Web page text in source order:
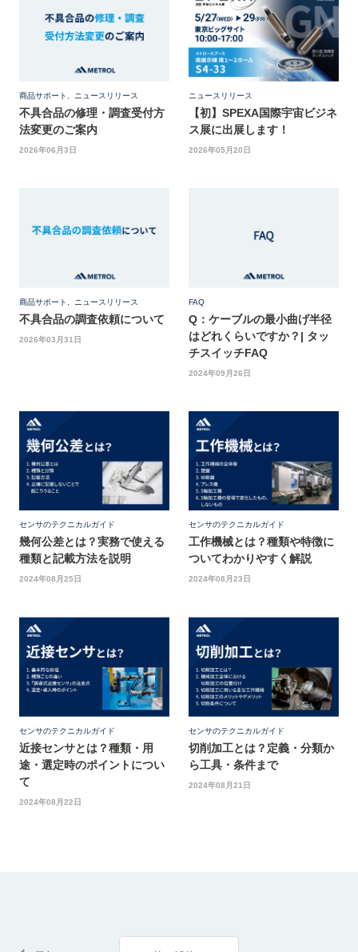
商品サポート ニュースリリース
不具合品の修理・調査受付方
法変更のご案内
2026年06月3日
ニュースリリース
【初】SPEXA国際宇宙ビジネ
ス展に出展します！
2026年05月20日
商品サポート ニュースリリース
不具合品の調査依頼について
2026年03月31日
FAQ
Q：ケーブルの最小曲げ半径
はどれくらいですか？| タッ
チスイッチFAQ
2024年09月26日
センサのテクニカルガイド
幾何公差とは？実務で使える
種類と記載方法を説明
2024年08月25日
センサのテクニカルガイド
工作機械とは？種類や特徴に
ついてわかりやすく解説
2024年08月23日
センサのテクニカルガイド
近接センサとは？種類・用
途・選定時のポイントについ
て
2024年08月22日
センサのテクニカルガイド
切削加工とは？定義・分類か
ら工具・条件まで
2024年08月21日